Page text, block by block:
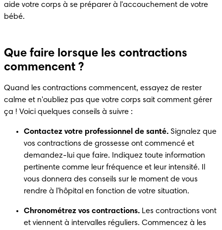
aide votre corps à se préparer à l'accouchement de votre
bébé.
Que faire lorsque les contractions
commencent ?
Quand les contractions commencent, essayez de rester
calme et n'oubliez pas que votre corps sait comment gérer
ça ! Voici quelques conseils à suivre :
Contactez votre professionnel de santé. Signalez que
vos contractions de grossesse ont commencé et
demandez-lui que faire. Indiquez toute information
pertinente comme leur fréquence et leur intensité. Il
vous donnera des conseils sur le moment de vous
rendre à l'hôpital en fonction de votre situation.
Chronométrez vos contractions. Les contractions vont
et viennent à intervalles réguliers. Commencez à les